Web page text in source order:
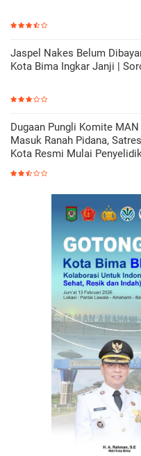
Jaspel Nakes Belum
Kota Bima Ingkar Janji |
Dugaan Pungli Komite
Masuk Ranah Pidana,
Kota Resmi Mulai